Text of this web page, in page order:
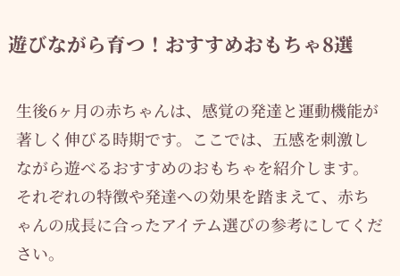
遊びながら育つ！おすすめおもちゃ8選
生後6ヶ月の赤ちゃんは、感覚の発達と運動機能が
著しく伸びる時期です。ここでは、五感を刺激し
ながら遊べるおすすめのおもちゃを紹介します。
それぞれの特徴や発達への効果を踏まえて、赤ち
ゃんの成長に合ったアイテム選びの参考にしてくだ
さい。